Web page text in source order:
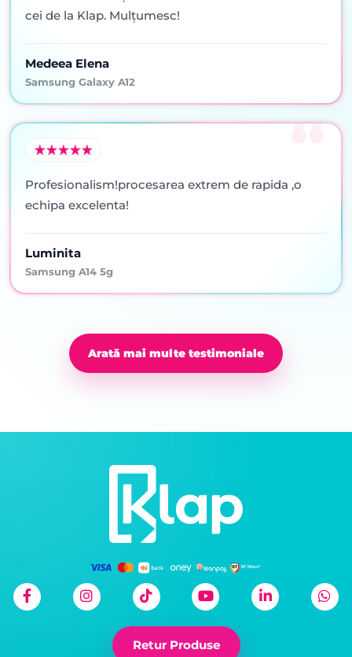
cei de la Klap. Mulţumesc!
Medeea Elena
Samsung Galaxy A12
Profesionalism!procesarea extrem de rapida ,o
echipa excelenta!
Luminita
Samsung A14 5g
Arată mai multe testimoniale
Retur Produse